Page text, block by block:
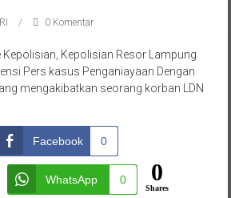
0 Komentar
Kepolisian, Kepolisian Resor Lampung
Pers kasus Penganiayaan Dengan
mengakibatkan seorang korban LDN
Facebook 0
WhatsApp 0 0
Shares